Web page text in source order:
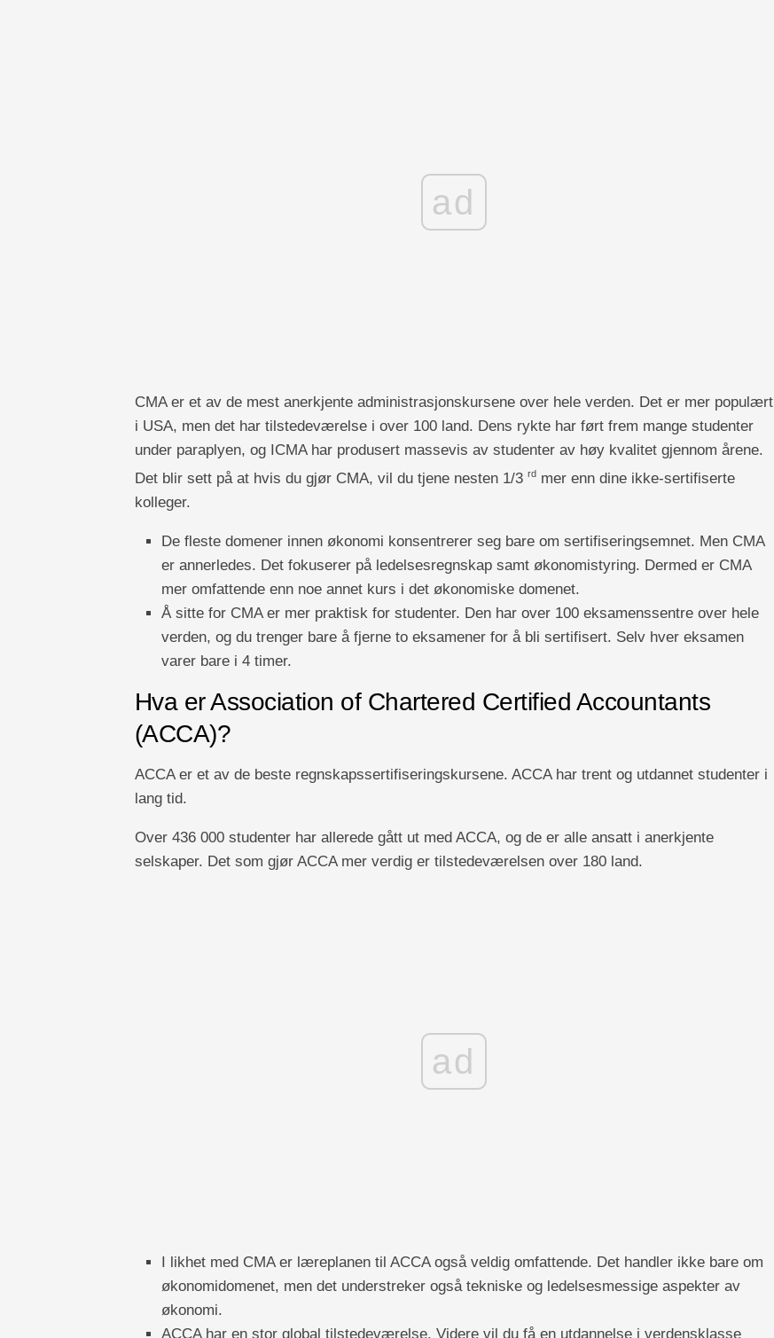
ad
CMA er et av de mest anerkjente administrasjonskursene over hele verden. Det er mer populært
i USA, men det har tilstedeværelse i over 100 land. Dens rykte har ført frem mange studenter
under paraplyen, og ICMA har produsert massevis av studenter av høy kvalitet gjennom årene.
Det blir sett på at hvis du gjør CMA, vil du tjene nesten 1/3 rdmer enn dine ikke-sertifiserte
kolleger.
De fleste domener innen økonomi konsentrerer seg bare om sertifiseringsemnet. Men CMA
er annerledes. Det fokuserer på ledelsesregnskap samt økonomistyring. Dermed er CMA
mer omfattende enn noe annet kurs i det økonomiske domenet.
Å sitte for CMA er mer praktisk for studenter. Den har over 100 eksamenssentre over hele
verden, og du trenger bare å fjerne to eksamener for å bli sertifisert. Selv hver eksamen
varer bare i 4 timer.
Hva er Association of Chartered Certified Accountants
(ACCA)?
ACCA er et av de beste regnskapssertifiseringskursene. ACCA har trent og utdannet studenter i
lang tid.
Over 436 000 studenter har allerede gått ut med ACCA, og de er alle ansatt i anerkjente
selskaper. Det som gjør ACCA mer verdig er tilstedeværelsen over 180 land.
ad
I likhet med CMA er læreplanen til ACCA også veldig omfattende. Det handler ikke bare om
økonomidomenet, men det understreker også tekniske og ledelsesmessige aspekter av
økonomi.
ACCA har en stor global tilstedeværelse. Videre vil du få en utdannelse i verdensklasse